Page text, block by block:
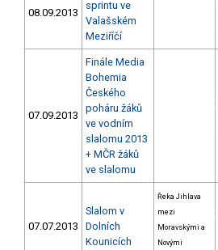
08.09.2013
sprintu ve
Valašském
Meziříčí
07.09.2013
Finále Media
Bohemia
Českého
poháru žáků
ve vodním
slalomu 2013
+ MČR žáků
ve slalomu
07.07.2013
Slalom v
Dolních
Kounicích
Řeka Jihlava
mezi
Moravskými a
Novými